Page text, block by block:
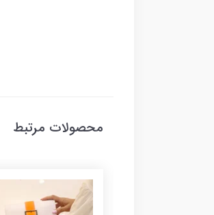
محصولات مرتبط